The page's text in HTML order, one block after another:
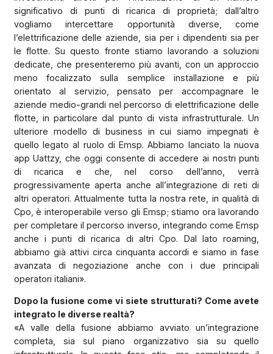
significativo di punti di ricarica di proprietà; dall’altro
vogliamo intercettare opportunità diverse, come
l’elettrificazione delle aziende, sia per i dipendenti sia per
le flotte. Su questo fronte stiamo lavorando a soluzioni
dedicate, che presenteremo più avanti, con un approccio
meno focalizzato sulla semplice installazione e più
orientato al servizio, pensato per accompagnare le
aziende medio-grandi nel percorso di elettrificazione delle
flotte, in particolare dal punto di vista infrastrutturale. Un
ulteriore modello di business in cui siamo impegnati è
quello legato al ruolo di Emsp. Abbiamo lanciato la nuova
app Uattzy, che oggi consente di accedere ai nostri punti
di ricarica e che, nel corso dell’anno, verrà
progressivamente aperta anche all’integrazione di reti di
altri operatori. Attualmente tutta la nostra rete, in qualità di
Cpo, è interoperabile verso gli Emsp; stiamo ora lavorando
per completare il percorso inverso, integrando come Emsp
anche i punti di ricarica di altri Cpo. Dal lato roaming,
abbiamo già attivi circa cinquanta accordi e siamo in fase
avanzata di negoziazione anche con i due principali
operatori italiani».
Dopo la fusione come vi siete strutturati? Come avete
integrato le diverse realtà?
«A valle della fusione abbiamo avviato un’integrazione
completa, sia sul piano organizzativo sia su quello